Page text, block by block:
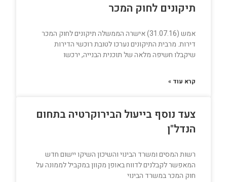
תיקונים לחוק המכר
אמש (31.07.16) אישרה הממשלה תיקונים לחוק המכר
דירות. מרבית התיקונים נערכו לטובת רוכשי הדירות
שיקבלו חשיפה מלאה של תוכנית הבנייה, ירכשו
קרא עוד »
צעד נוסף בייעול הבירוקרטיה בתחום
הנדל"ן
רשות המסים ומשרד הבינוי והשיכון השיקו יישום חדש
המאפשר לקבלנים לדווח באופן מקוון במקביל לממונה על
חוק המכר במשרד הבינוי